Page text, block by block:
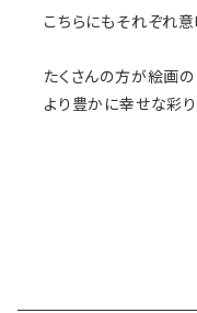
こちらにもそれぞれ
たくさんの方が絵画
より豊かに幸せな彩